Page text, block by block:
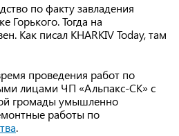
по факту завладения
Горького. Тогда на
Как писал KHARKIV Today, там
проведения работ по
лицами ЧП «Альпакс-СК» с
громады умышленно
работы по
.